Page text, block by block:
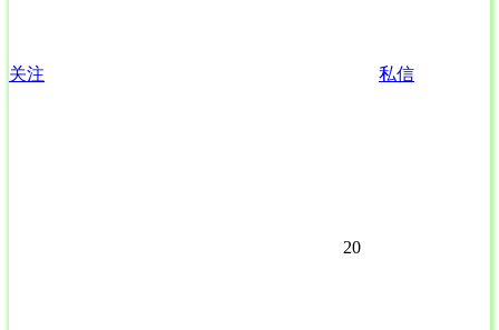
关注 私信
20